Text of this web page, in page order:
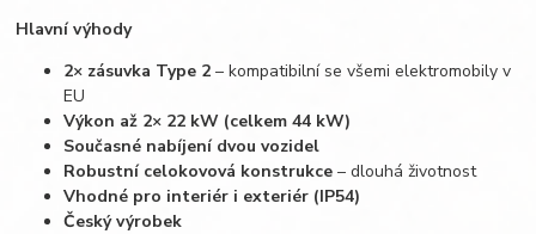
Hlavní výhody
2× zásuvka Type 2 – kompatibilní se všemi elektromobily v
EU
Výkon až 2× 22 kW (celkem 44 kW)
Současné nabíjení dvou vozidel
Robustní celokovová konstrukce – dlouhá životnost
Vhodné pro interiér i exteriér (IP54)
Český výrobek